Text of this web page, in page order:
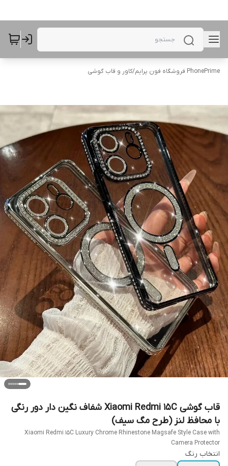
PhonePrime فروشگاه فون پرایم /کاور و قاب گوشی
قاب گوشی Xiaomi Redmi 15C شفاف نگین دار دور رنگی
با محافظ لنز (طرح مگ سیف)
Xiaomi Redmi 15C Luxury Chrome Rhinestone Magsafe Style Case with
Camera Protector
انتخاب رنگ